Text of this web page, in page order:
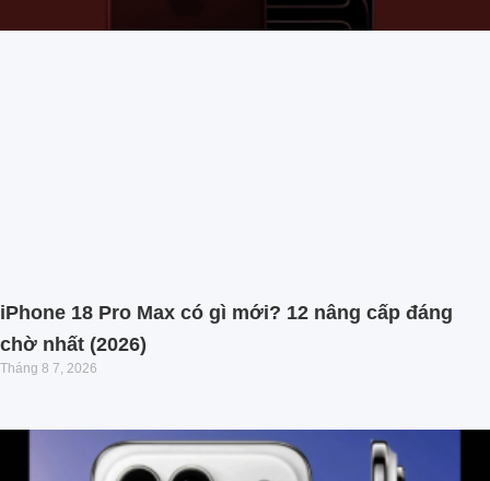
iPhone 18 Pro Max có gì mới? 12 nâng cấp đáng
chờ nhất (2026)
Tháng 8 7, 2026